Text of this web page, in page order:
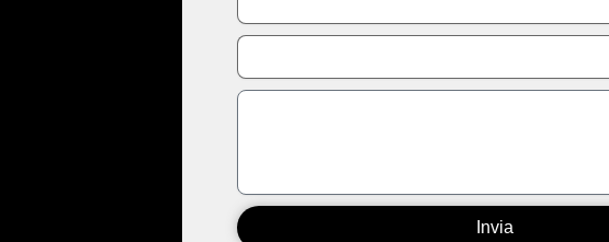
Email
Messaggio
Invia